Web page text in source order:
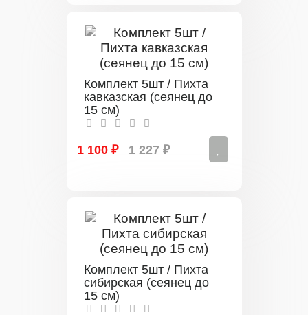
Комплект 5шт / Пихта
кавказская (сеянец до
15 см)
1 100 ₽ 1 227 ₽
Комплект 5шт / Пихта
сибирская (сеянец до
15 см)